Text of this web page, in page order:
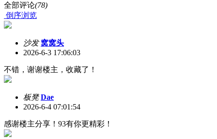
全部评论(78)
倒序浏览
沙发 窝窝头
2026-6-3 17:06:03
不错，谢谢楼主，收藏了！
板凳 Dae
2026-6-4 07:01:54
感谢楼主分享！93有你更精彩！